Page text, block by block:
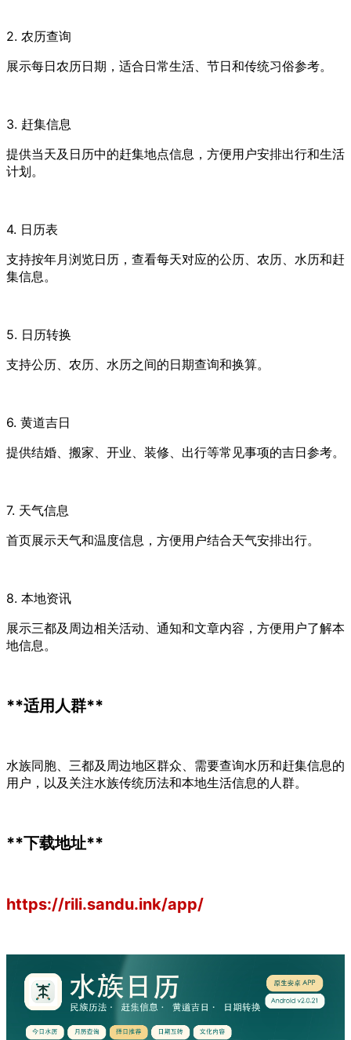
2. 农历查询
展示每日农历日期，适合日常生活、节日和传统习俗参考。
3. 赶集信息
提供当天及日历中的赶集地点信息，方便用户安排出行和生活
计划。
4. 日历表
支持按年月浏览日历，查看每天对应的公历、农历、水历和赶
集信息。
5. 日历转换
支持公历、农历、水历之间的日期查询和换算。
6. 黄道吉日
提供结婚、搬家、开业、装修、出行等常见事项的吉日参考。
7. 天气信息
首页展示天气和温度信息，方便用户结合天气安排出行。
8. 本地资讯
展示三都及周边相关活动、通知和文章内容，方便用户了解本
地信息。
**适用人群**
水族同胞、三都及周边地区群众、需要查询水历和赶集信息的
用户，以及关注水族传统历法和本地生活信息的人群。
**下载地址**
https://rili.sandu.ink/app/